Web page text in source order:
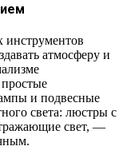
атмосферу и
и подвесные
света: люстры с
свет, —